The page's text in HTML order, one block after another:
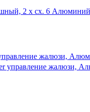
жалюзи,